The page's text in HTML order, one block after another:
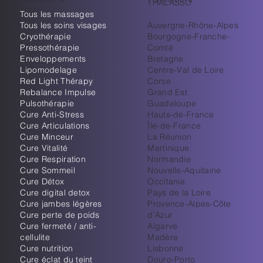
Tous les massages
Tous les soins visages
Cryothérapie
Pressothérapie
Enveloppements
Lipomodelage
Red Light Thérapy
Rebalance Impulse
Pulsothérapie
Cure Anti-Stress
Cure Articulations
Cure Minceur
Cure Vitalité
Cure Respiration
Cure Sommeil
Cure Détox
Cure digital detox
Cure jambes légères
Cure perte de poids
Cure fermeté / anti-
cellulite
Cure nutrition
Cure éclat du teint
THALASSO
Auvergne-Rhône-Alpes
Bourgogne-Franche-
Comté
Bretagne
Centre-Val de Loire
Corse
Grand Est
Guadeloupe
Hauts-de-France
Île-de-France
La Réunion
Martinique
Normandie
Nouvelle-Aquitaine
Occitanie
Pays de la Loire
Provence-Alpes-Côte
d’Azur
Algarve
Madère
Lisbonne
Douro-Porto